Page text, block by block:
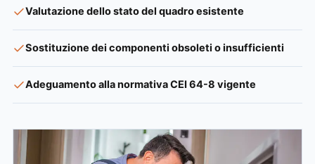
Valutazione dello stato del quadro esistente
Sostituzione dei componenti obsoleti o insufficienti
Adeguamento alla normativa CEI 64-8 vigente